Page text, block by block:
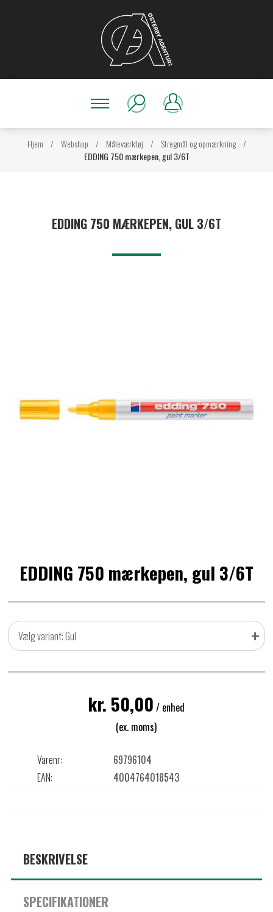
Hjem / Webshop / Måleværktøj / Stregmål og opmærkning /
EDDING 750 mærkepen, gul 3/6T
EDDING 750 MÆRKEPEN, GUL 3/6T
EDDING 750 mærkepen, gul 3/6T
Vælg variant: Gul +
kr. 50,00 / enhed
(ex. moms)
Varenr:
69796104
EAN:
4004764018543
BESKRIVELSE
SPECIFIKATIONER